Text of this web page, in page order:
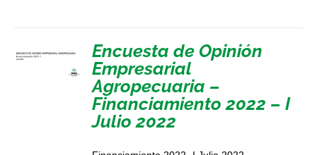
Encuesta de Opinión
Empresarial
Agropecuaria –
Financiamiento 2022 – I
Julio 2022